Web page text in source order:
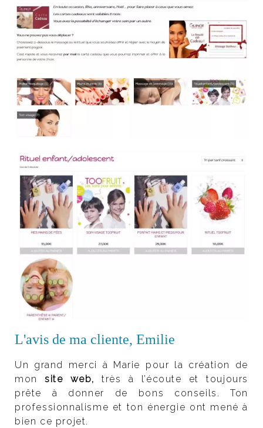
L'avis de ma cliente, Emilie
Un grand merci à Marie pour la création de
monsite web,
très à l’écoute et toujours
prête à donner de bons conseils. Ton
professionnalisme et ton énergie ont mené à
bien ce projet.